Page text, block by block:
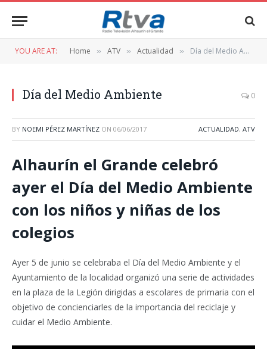
YOU ARE AT: Home » ATV » Actualidad » Día del Medio Ambiente
Día del Medio Ambiente 0
BY NOEMI PÉREZ MARTÍNEZ ON 06/06/2017 ACTUALIDAD, ATV
Alhaurín el Grande celebró
ayer el Día del Medio Ambiente
con los niños y niñas de los
colegios
Ayer 5 de junio se celebraba el Día del Medio Ambiente y el
Ayuntamiento de la localidad organizó una serie de actividades
en la plaza de la Legión dirigidas a escolares de primaria con el
objetivo de concienciarles de la importancia del reciclaje y
cuidar el Medio Ambiente.